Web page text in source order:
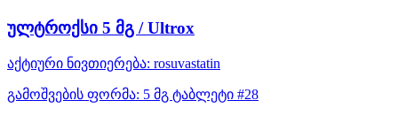
ულტროქსი 5 მგ / Ultrox
აქტიური ნივთიერება: rosuvastatin
გამოშვების ფორმა: 5 მგ ტაბლეტი #28